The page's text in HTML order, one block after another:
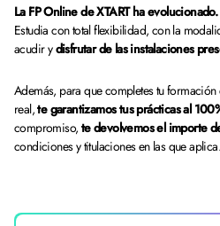
La FP Online de XTART ha evolucionado.
Estudia con total flexibilidad, con la
acudir ydisfrutar de las instalaciones
Además, para que completes tu
real,te garantizamos tus prácticas al
compromiso, te devolvemos el importe
condiciones y titulaciones en las que aplica.